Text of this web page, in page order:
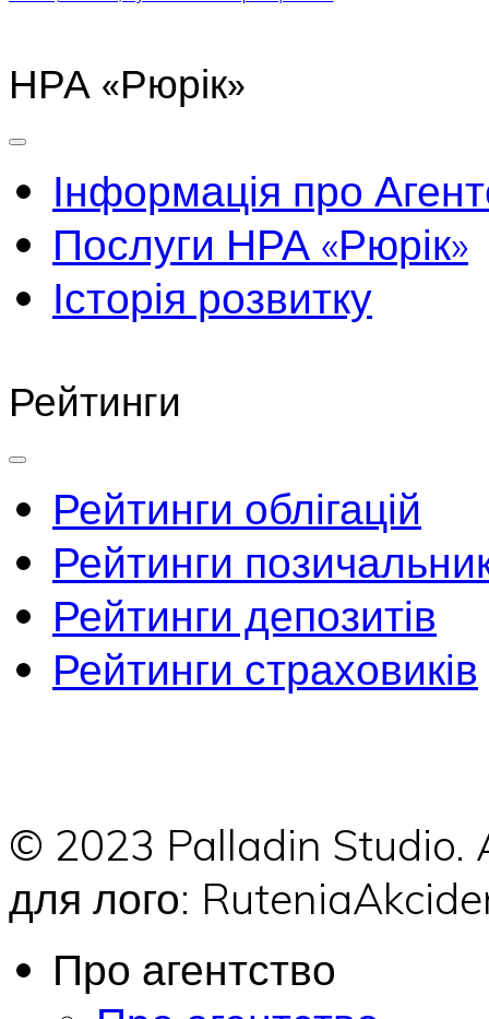
НРА «Рюрік»
Інформація про
Послуги НРА «Рюрік»
Історія розвитку
Рейтинги
Рейтинги облігацій
Рейтинги
Рейтинги депозитів
Рейтинги страховиків
© 2023 Palladin
для лого:
Про агентство